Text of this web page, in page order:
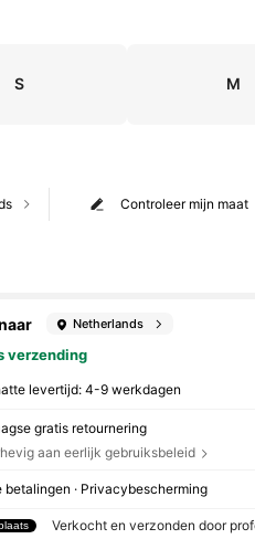
S M
Controleer mijn maat
Netherlands
verzending
levertijd:4-9 werkdagen
gratis retournering
aan eerlijk gebruiksbeleid
betalingen · Privacybescherming
Verkocht en verzonden door